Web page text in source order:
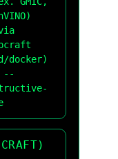
docker)
--